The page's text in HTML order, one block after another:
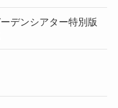
デンシアター特別版